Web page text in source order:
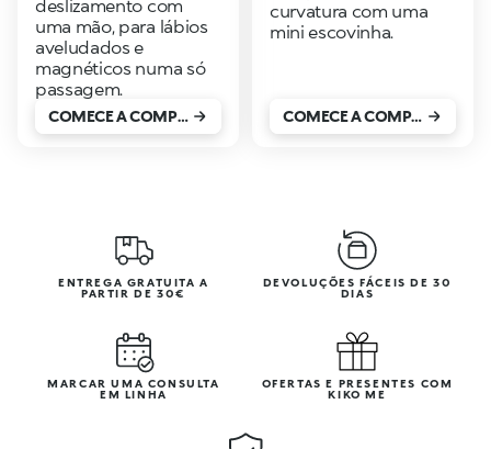
deslizamento com
uma mão, para lábios
aveludados e
magnéticos numa só
passagem.
COMECE A COMPRAR
curvatura com uma
mini escovinha.
COMECE A COMPRAR
ENTREGA GRATUITA A
PARTIR DE 30€
DEVOLUÇÕES FÁCEIS DE 30
DIAS
MARCAR UMA CONSULTA
EM LINHA
OFERTAS E PRESENTES COM
KIKO ME